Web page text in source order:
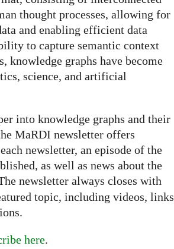
thought processes, allowing for
and enabling efficient data
to capture semantic context
knowledge graphs have become
science, and artificial
into knowledge graphs and their
MaRDI newsletter offers
newsletter, an episode of the
as well as news about the
newsletter always closes with
topic, including videos, links
here.